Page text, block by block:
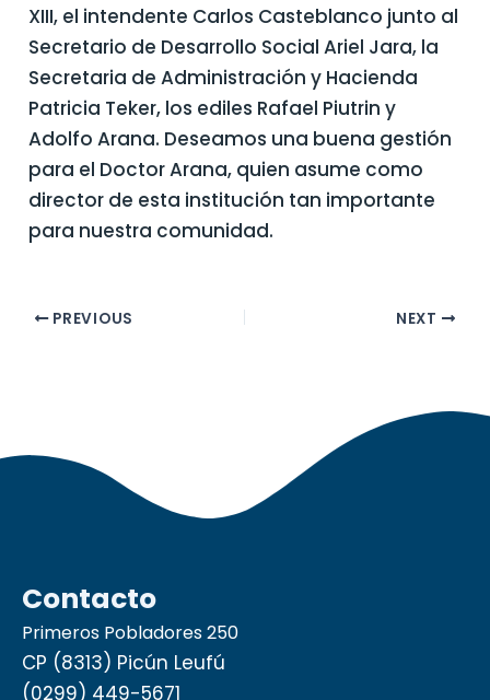
XIII, el intendente Carlos Casteblanco junto al
Secretario de Desarrollo Social Ariel Jara, la
Secretaria de Administración y Hacienda
Patricia Teker, los ediles Rafael Piutrin y
Adolfo Arana. Deseamos una buena gestión
para el Doctor Arana, quien asume como
director de esta institución tan importante
para nuestra comunidad.
PREVIOUS NEXT
Contacto
Primeros Pobladores 250
CP (8313) Picún Leufú
(0299) 449-5671